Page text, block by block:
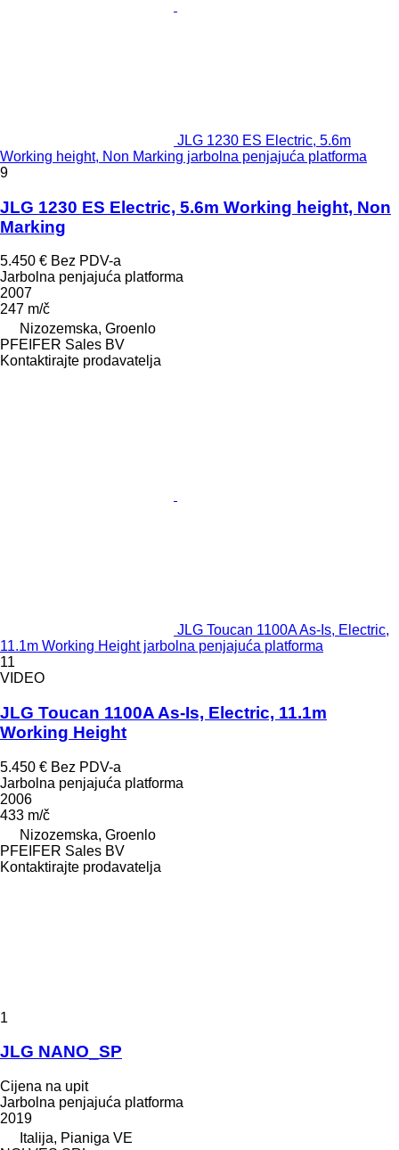
JLG 1230 ES Electric, 5.6m
Working height, Non Marking jarbolna penjajuća platforma
9
JLG 1230 ES Electric, 5.6m Working height, Non
Marking
5.450 € Bez PDV-a
Jarbolna penjajuća platforma
2007
247 m/č
Nizozemska, Groenlo
PFEIFER Sales BV
Kontaktirajte prodavatelja
JLG Toucan 1100A As-Is, Electric,
11.1m Working Height jarbolna penjajuća platforma
11
VIDEO
JLG Toucan 1100A As-Is, Electric, 11.1m
Working Height
5.450 € Bez PDV-a
Jarbolna penjajuća platforma
2006
433 m/č
Nizozemska, Groenlo
PFEIFER Sales BV
Kontaktirajte prodavatelja
1
JLG NANO_SP
Cijena na upit
Jarbolna penjajuća platforma
2019
Italija, Pianiga VE